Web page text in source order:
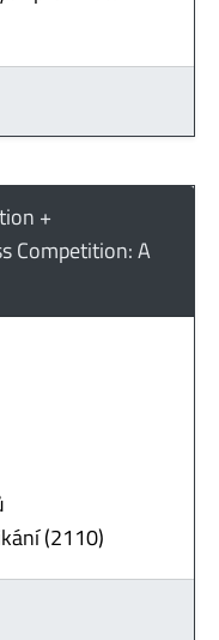
+
Competition: A
(2110)